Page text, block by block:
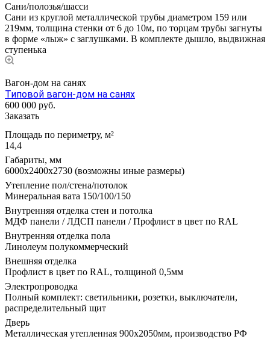
Сани/полозья/шасси
Сани из круглой металлической трубы диаметром 159 или
219мм, толщина стенки от 6 до 10м, по торцам трубы загнуты
в форме «лыж» с заглушками. В комплекте дышло, выдвижная
ступенька
Вагон-дом на санях
Типовой вагон-дом на санях
600 000 руб.
Заказать
Площадь по периметру, м²
14,4
Габариты, мм
6000х2400х2730 (возможны иные размеры)
Утепление пол/стена/потолок
Минеральная вата 150/100/150
Внутренняя отделка стен и потолка
МДФ панели / ЛДСП панели / Профлист в цвет по RAL
Внутренняя отделка пола
Линолеум полукоммерческий
Внешняя отделка
Профлист в цвет по RAL, толщиной 0,5мм
Электропроводка
Полный комплект: светильники, розетки, выключатели,
распределительный щит
Дверь
Металлическая утепленная 900х2050мм, производство РФ